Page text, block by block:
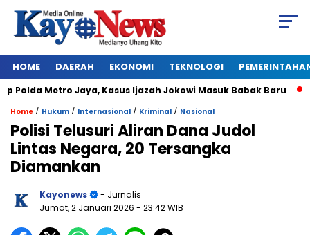
HOME DAERAH EKONOMI TEKNOLOGI
Metro Jaya, Kasus Ijazah Jokowi Masuk Babak Baru
Home / Hukum / Internasional / Kriminal / Nasional
Polisi Telusuri Aliran Dana Judol
Lintas Negara, 20 Tersangka
Diamankan
Kayonews
- Jurnalis
Jumat, 2 Januari 2026 - 23:42 WIB